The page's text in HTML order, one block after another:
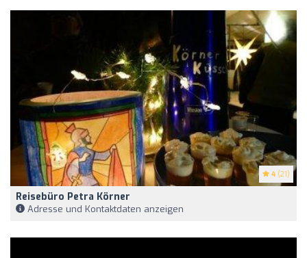
4 (21)
Reisebüro Petra Körner
Adresse und Kontaktdaten anzeigen